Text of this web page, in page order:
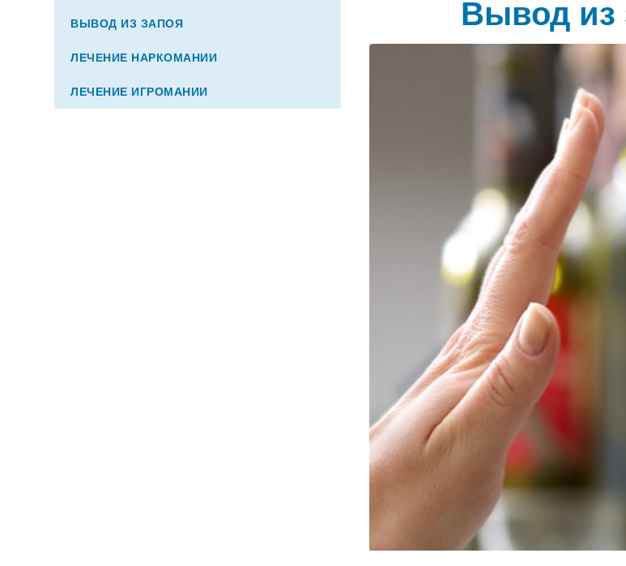
ВЫВОД ИЗ ЗАПОЯ
ЛЕЧЕНИЕ НАРКОМАНИИ
ЛЕЧЕНИЕ ИГРОМАНИИ
Вывод из